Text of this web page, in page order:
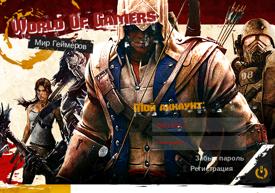
World Of Gamers
Мир Геймеров
Мой аккаунт:
Забыл пароль
Регистрация